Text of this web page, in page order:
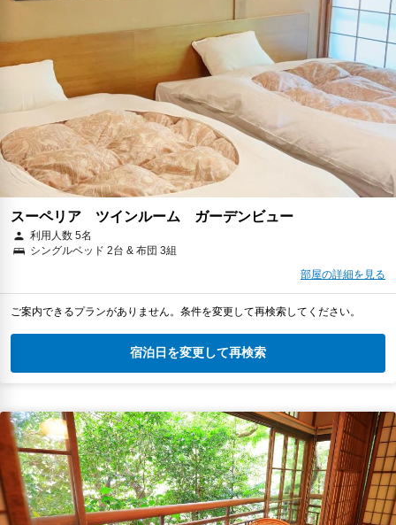
スーペリア ツインルーム ガーデンビュー
利用人数 5名
シングルベッド 2台 & 布団 3組
部屋の詳細を見る
ご案内できるプランがありません。条件を変更して再検索してください。
宿泊日を変更して再検索